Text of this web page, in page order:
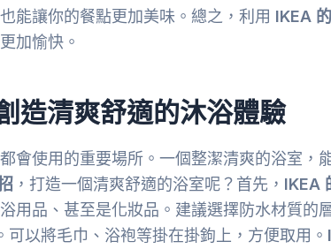
能讓你的餐點更加美味。總之，利用 IKEA
加愉快。
造清爽舒適的沐浴體驗
會使用的重要場所。一個整潔清爽的浴室，
，打造一個清爽舒適的浴室呢？首先， IKEA
用品、甚至是化妝品。建議選擇防水材質的
可以將毛巾、浴袍等掛在掛鉤上，方便取用。